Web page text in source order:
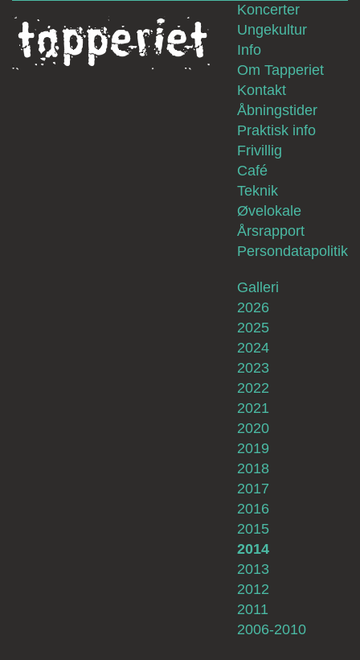
Koncerter
Ungekultur
Info
Om Tapperiet
Kontakt
Åbningstider
Praktisk info
Frivillig
Café
Teknik
Øvelokale
Årsrapport
Persondatapolitik
Galleri
2026
2025
2024
2023
2022
2021
2020
2019
2018
2017
2016
2015
2014
2013
2012
2011
2006-2010